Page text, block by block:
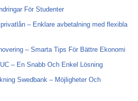
För Studenter
– Enklare avbetalning med flexibla
– Smarta Tips För Bättre Ekonomi
– En Snabb Och Enkel Lösning
Swedbank – Möjligheter Och